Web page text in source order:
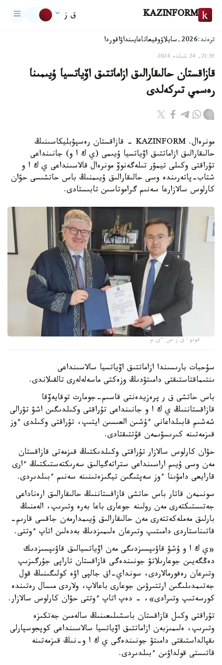
KAZINFORM ق ز
ترەند:2026-سايلاۋ وقيعاتاعايىنداۋاقوردا
21:55, 24 شىلدە 2024
قازاقستان حالىقارالىق ازاماتتىق اۆياتسيا ۇيىمىنا
رەسمي تىركەلدى
مونرەال. KAZINFORM - قازاقستان رەسپۋبليكاسىنىڭ
حالىقارالىق ازاماتتىق اۆياتسيا ۇيىمى (ي ك ا و) جانىنداعى
تۇراقتى وكىلى تيمۋر تىلەگەنوۆ مونرەال قالاسىنداعى ي ك ا و
شتاب-پاتەرىندە وسى حالىقارالىق ۇيىمنىڭ باس حاتشىسى حۋان
كارلوس سالازارعا سەنىم گراموتاسىن تابىستادى.
فوتو: ق ر س ءى م
سۇحبات بارىسىندا ازاماتتىق اۆياتسيا سالاسىنداعى
ىنتىماقتاستىقتى دامىتۋدىڭ وزەكتى ماسەلەلەرى تالقىلاندى.
باس حاتشى ق ر پرەزيدەنتى قاسىم-جومارت توقايەۆقا
قازاقستاننىڭ ي ك ا و جانىنداعى تۇراقتى وكىلدىگىن اشۋ تۋرالى
شەشىم قابىلداعانى ءۇشىن العىسىن ايتىپ، تۇراقتى وكىلدى ءوز
قىزمەتىنە كىرىسۋىمەن قۇتتىقتادى.
حۋان كارلوس سالازار تۇراقتى وكىلدىكتىڭ قىزمەتى قازاقستان
مەن وسى ۇيىم اراسىنداعى ستراتەگيالىق سەرىكتەستىكتىڭ ءارى
قارايعى دامۋىنا ءوز سەپتىگىن تيگىزەتىنىنە سەنىم ءبىلدىردى.
سونىمەن قاتار باس حاتشى قازاقستاننىڭ حالىقارالىق ارەناداعى
جەتىستىكتەرى مەن رولىنە جوعارى باعا بەرە وتىرىپ، الەمنىڭ
بارلىق مەملەكەتتەرى مەن حالىقارالىق ۇيىمدارمەن جاقسى قارىم-
قاتىناستاردى دامىتىپ وتىرعان ەلىمىزدىڭ بەدەلىن اتاپ ءوتتى.
«ي ك ا و ۇشۋ قاۋىپسىزدىگى مەن اۆياتسيالىق قاۋىپسىزدىك
دەڭگەيىن جوعارىلاتۋ جونىندەگى قازاقستان تاراپى جۇرگىزىپ
وتىرعان رەفورمالاردى، سونداي-اق جالپى اۋە كولىگىنىڭ قول
جەتىمدىلىگىن ارتتىرۋىن جوعارى باعالاپ، ولاردى مىسال رەتىندە
كورسەتىپ وتىرادى»، - دەپ اتاپ ءوتتى حۋان كارلوس سالازار.
تۇراقتى وكىل قازاقستان باسشىلىعىنىڭ سالەمىن جەتكىزە
وتىرىپ، ەلىمىزبەن ازاماتتىق اۆياتسيا سالاسىنداعى كوپجوسپارلى
ىقپالداستىقتى دامىتۋ جونىندەگى ي ك ا و-نىڭ قىزمەتىنە
قاتىستى قولداۋىن ءبىلدىردى.